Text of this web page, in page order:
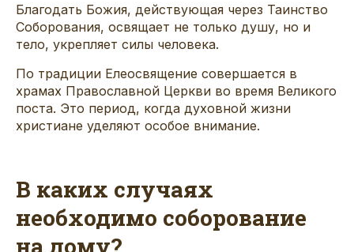
Благодать Божия, действующая через Таинство
Соборования, освящает не только душу, но и
тело, укрепляет силы человека.
По традиции Елеосвящение совершается в
храмах Православной Церкви во время Великого
поста. Это период, когда духовной жизни
христиане уделяют особое внимание.
В каких случаях
необходимо соборование
на дому?